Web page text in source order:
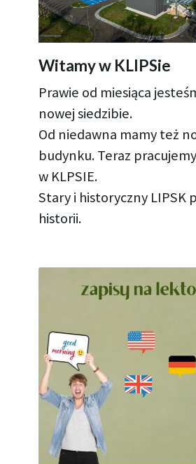
Witamy w KLIPSie
Prawie od miesiąca
nowej siedzibie.
Od niedawna mamy też
budynku. Teraz
w KLPSIE.
Stary i historyczny LIPSK
historii.